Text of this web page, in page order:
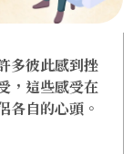
多彼此感到挫
，這些感受在
各自的心頭。